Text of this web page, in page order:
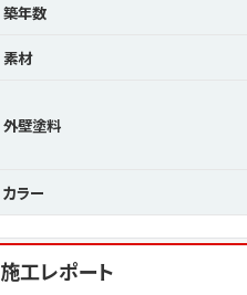
築年数
素材
外壁塗料
カラー
施工レポート